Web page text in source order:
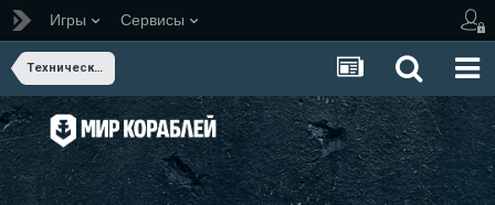
Игры Сервисы
Технические вопросы